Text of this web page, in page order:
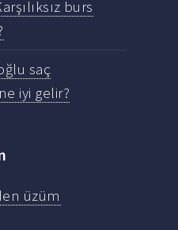
burs
saç
iyi gelir?
üzüm